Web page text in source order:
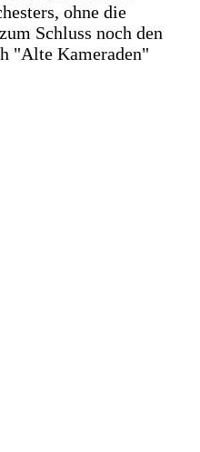
ohne die
Schluss noch den
"Alte Kameraden"